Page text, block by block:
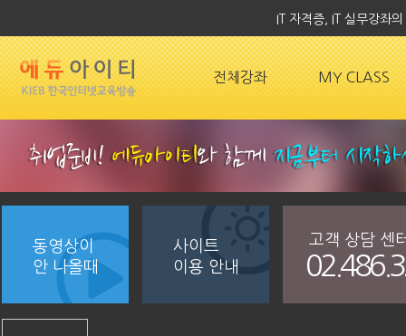
IT 자격증, IT 실무강좌
전체강좌 MY CLASS
동영상이
안 나올때
사이트
이용 안내
고객 상담 센